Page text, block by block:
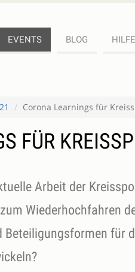
EVENTS BLOG
Corona Learnings für
FÜR
Arbeit der
Wiederhochfahren
für